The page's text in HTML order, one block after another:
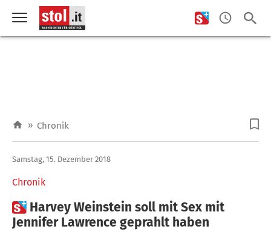
» Chronik
Chronik
Samstag, 15. Dezember 2018
 Harvey Weinstein soll mit Sex mit
Jennifer Lawrence geprahlt haben